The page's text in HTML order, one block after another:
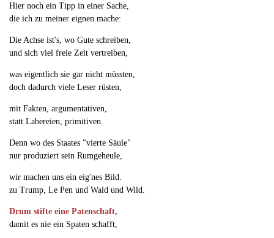
Hier noch ein Tipp in einer Sache,
die ich zu meiner eignen mache:
Die Achse ist's, wo Gute schreiben,
und sich viel freie Zeit vertreiben,
was eigentlich sie gar nicht müssten,
doch dadurch viele Leser rüsten,
mit Fakten, argumentativen,
statt Labereien, primitiven.
Denn wo des Staates "vierte Säule"
nur produziert sein Rumgeheule,
wir machen uns ein eig'nes Bild.
zu Trump, Le Pen und Wald und Wild.
Drum stifte eine Patenschaft,
damit es nie ein Spaten schafft,